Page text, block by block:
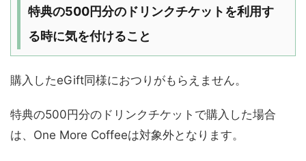
特典の500円分のドリンクチケットを利用す
る時に気を付けること
購入したeGift同様におつりがもらえません。
特典の500円分のドリンクチケットで購入した場合
は、One More Coffeeは対象外となります。